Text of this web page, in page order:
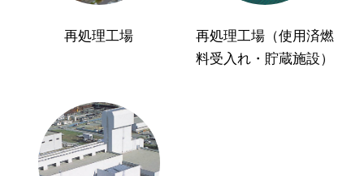
再処理工場
再処理工場（使用済燃
料受入れ・貯蔵施設）